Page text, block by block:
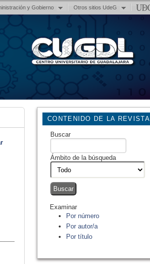
y Gobierno Otros sitios UdeG
CONTENIDO DE LA REVISTA
Buscar
Ámbito de la búsqueda
Examinar
Por número
Por autor/a
Por título